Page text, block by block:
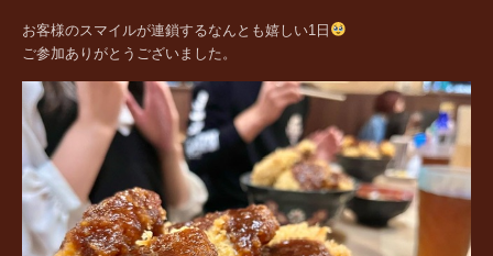
お客様のスマイルが連鎖するなんとも嬉しい1日
ご参加ありがとうございました。